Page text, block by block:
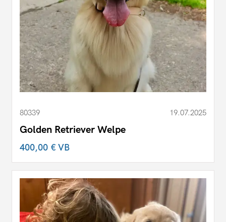
80339 19.07.2025
Golden Retriever Welpe
400,00 €VB